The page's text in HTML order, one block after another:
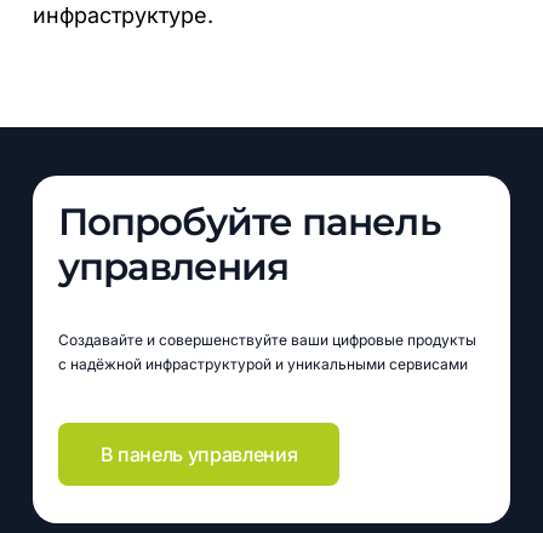
инфраструктуре.
Попробуйте панель
управления
Создавайте и совершенствуйте ваши цифровые продукты
с надёжной инфраструктурой и уникальными сервисами
В панель управления